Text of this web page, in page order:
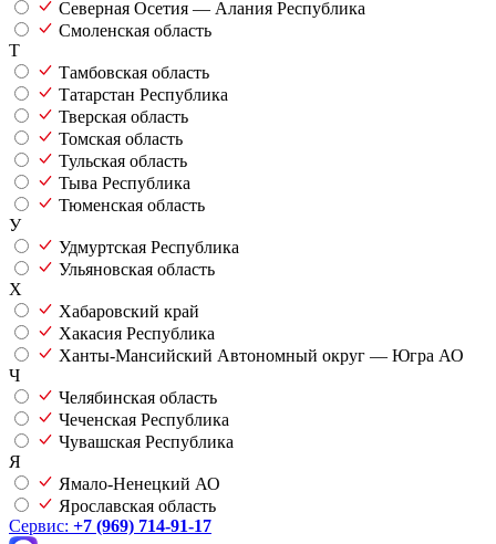
Северная Осетия — Алания Республика
Смоленская область
Т
Тамбовская область
Татарстан Республика
Тверская область
Томская область
Тульская область
Тыва Республика
Тюменская область
У
Удмуртская Республика
Ульяновская область
Х
Хабаровский край
Хакасия Республика
Ханты-Мансийский Автономный округ — Югра АО
Ч
Челябинская область
Чеченская Республика
Чувашская Республика
Я
Ямало-Ненецкий АО
Ярославская область
Сервис: +7 (969) 714-91-17